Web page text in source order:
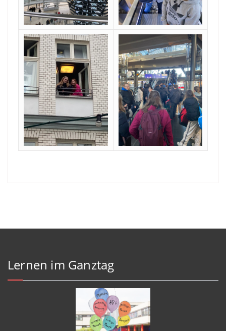
Lernen im Ganztag